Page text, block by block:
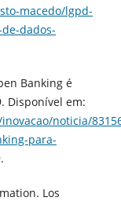
macedo/lgpd-
dados-
Banking é
Disponível em:
noticia/
para-
Los